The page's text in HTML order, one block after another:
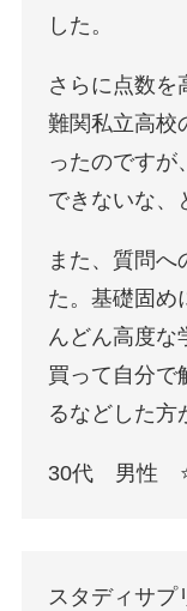
した。
さらに点数を
難関私立高校
ったのですが
できないな、
また、質問へ
た。基礎固め
んどん高度な
買って自分で
るなどした方
30代 男性
スタディサプ